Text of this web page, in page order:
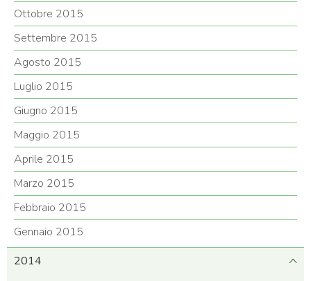
Ottobre 2015
Settembre 2015
Agosto 2015
Luglio 2015
Giugno 2015
Maggio 2015
Aprile 2015
Marzo 2015
Febbraio 2015
Gennaio 2015
2014